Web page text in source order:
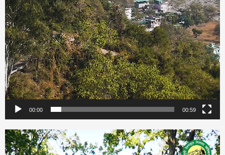
00:00 00:59
Video
Player